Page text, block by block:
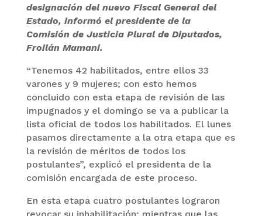
designación del nuevo Fiscal General del
Estado, informó el presidente de la
Comisión de Justicia Plural de Diputados,
Froilán Mamani.
“Tenemos 42 habilitados, entre ellos 33
varones y 9 mujeres; con esto hemos
concluido con esta etapa de revisión de las
impugnados y el domingo se va a publicar la
lista oficial de todos los habilitados. El lunes
pasamos directamente a la otra etapa que es
la revisión de méritos de todos los
postulantes”, explicó el presidenta de la
comisión encargada de este proceso.
En esta etapa cuatro postulantes lograron